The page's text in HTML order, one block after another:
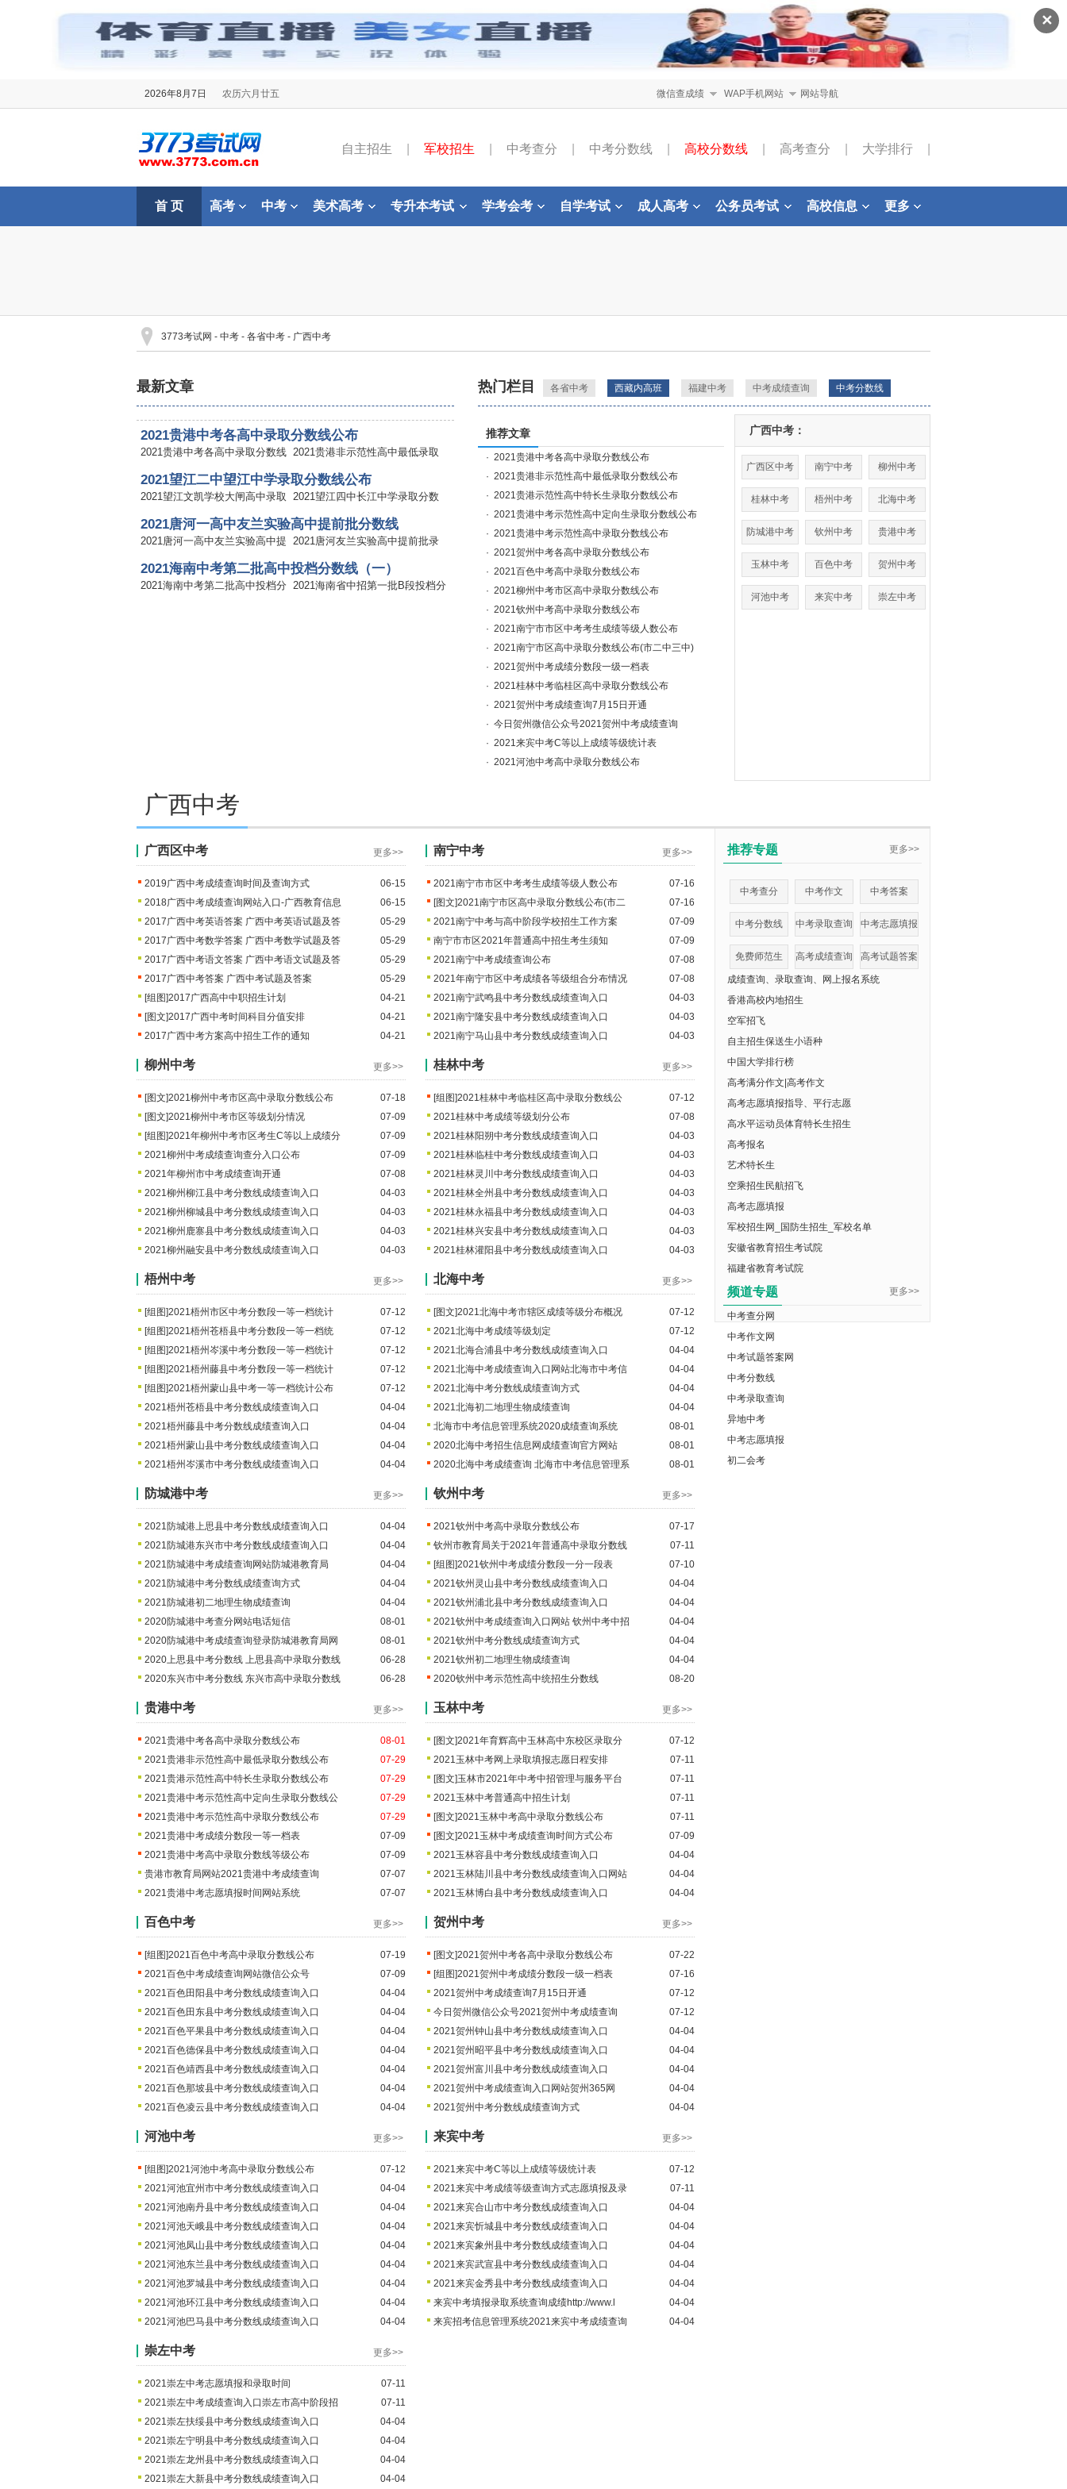
✕
2026年8月7日 农历六月廿五 微信查成绩 WAP手机网站 网站导航
自主招生 军校招生 中考查分 中考分数线 高校分数线 高考查分 大学排行
首 页 高考 中考 美术高考 专升本考试 学考会考 自学考试 成人高考 公务员考试 高校信息 更多
3773考试网 - 中考 - 各省中考 - 广西中考
最新文章
2021贵港中考各高中录取分数线公布
2021贵港中考各高中录取分数线 2021贵港非示范性高中最低录取
2021望江二中望江中学录取分数线公布
2021望江文凯学校大闸高中录取 2021望江四中长江中学录取分数
2021唐河一高中友兰实验高中提前批分数线
2021唐河一高中友兰实验高中提 2021唐河友兰实验高中提前批录
2021海南中考第二批高中投档分数线（一）
2021海南中考第二批高中投档分 2021海南省中招第一批B段投档分
2021上海浦东新区中考高中零志愿投档分数线
2021上海崇明区中考名额分配类
2021上海崇明区中考名额分配类 2021上海崇明区中考高中零志愿
2021上海闵行区中考高中零志愿投档分数线
2021上海崇明区中考名额分配类 2021上海崇明区中考高中零志愿
2021上海中考杨浦区高中零志愿录取分数线
2021上海崇明区中考名额分配类 2021上海崇明区中考高中零志愿
热门栏目 各省中考 西藏内高班 福建中考 中考成绩查询 中考分数线
推荐文章
· 2021贵港中考各高中录取分数线公布
· 2021贵港非示范性高中最低录取分数线公布
· 2021贵港示范性高中特长生录取分数线公布
· 2021贵港中考示范性高中定向生录取分数线公布
· 2021贵港中考示范性高中录取分数线公布
· 2021贺州中考各高中录取分数线公布
· 2021百色中考高中录取分数线公布
· 2021柳州中考市区高中录取分数线公布
· 2021钦州中考高中录取分数线公布
· 2021南宁市市区中考考生成绩等级人数公布
· 2021南宁市区高中录取分数线公布(市二中三中)
· 2021贺州中考成绩分数段一级一档表
· 2021桂林中考临桂区高中录取分数线公布
· 2021贺州中考成绩查询7月15日开通
· 今日贺州微信公众号2021贺州中考成绩查询
· 2021来宾中考C等以上成绩等级统计表
· 2021河池中考高中录取分数线公布
广西中考：
广西区中考 南宁中考 柳州中考
桂林中考 梧州中考 北海中考
防城港中考 钦州中考 贵港中考
玉林中考 百色中考 贺州中考
河池中考 来宾中考 崇左中考
广西中考
广西区中考 更多>>
2019广西中考成绩查询时间及查询方式
06-15
2018广西中考成绩查询网站入口-广西教育信息
06-15
2017广西中考英语答案 广西中考英语试题及答
05-29
2017广西中考数学答案 广西中考数学试题及答
05-29
2017广西中考语文答案 广西中考语文试题及答
05-29
2017广西中考答案 广西中考试题及答案
05-29
[组图]2017广西高中中职招生计划
04-21
[图文]2017广西中考时间科目分值安排
04-21
2017广西中考方案高中招生工作的通知
04-21
南宁中考 更多>>
2021南宁市市区中考考生成绩等级人数公布
07-16
[图文]2021南宁市区高中录取分数线公布(市二
07-16
2021南宁中考与高中阶段学校招生工作方案
07-09
南宁市市区2021年普通高中招生考生须知
07-09
2021南宁中考成绩查询公布
07-08
2021年南宁市区中考成绩各等级组合分布情况
07-08
2021南宁武鸣县中考分数线成绩查询入口
04-03
2021南宁隆安县中考分数线成绩查询入口
04-03
2021南宁马山县中考分数线成绩查询入口
04-03
柳州中考 更多>>
[图文]2021柳州中考市区高中录取分数线公布
07-18
[图文]2021柳州中考市区等级划分情况
07-09
[组图]2021年柳州中考市区考生C等以上成绩分
07-09
2021柳州中考成绩查询查分入口公布
07-09
2021年柳州市中考成绩查询开通
07-08
2021柳州柳江县中考分数线成绩查询入口
04-03
2021柳州柳城县中考分数线成绩查询入口
04-03
2021柳州鹿寨县中考分数线成绩查询入口
04-03
2021柳州融安县中考分数线成绩查询入口
04-03
桂林中考 更多>>
[组图]2021桂林中考临桂区高中录取分数线公
07-12
2021桂林中考成绩等级划分公布
07-08
2021桂林阳朔中考分数线成绩查询入口
04-03
2021桂林临桂中考分数线成绩查询入口
04-03
2021桂林灵川中考分数线成绩查询入口
04-03
2021桂林全州县中考分数线成绩查询入口
04-03
2021桂林永福县中考分数线成绩查询入口
04-03
2021桂林兴安县中考分数线成绩查询入口
04-03
2021桂林灌阳县中考分数线成绩查询入口
04-03
梧州中考 更多>>
[组图]2021梧州市区中考分数段一等一档统计
07-12
[组图]2021梧州苍梧县中考分数段一等一档统
07-12
[组图]2021梧州岑溪中考分数段一等一档统计
07-12
[组图]2021梧州藤县中考分数段一等一档统计
07-12
[组图]2021梧州蒙山县中考一等一档统计公布
07-12
2021梧州苍梧县中考分数线成绩查询入口
04-04
2021梧州藤县中考分数线成绩查询入口
04-04
2021梧州蒙山县中考分数线成绩查询入口
04-04
2021梧州岑溪市中考分数线成绩查询入口
04-04
北海中考 更多>>
[图文]2021北海中考市辖区成绩等级分布概况
07-12
2021北海中考成绩等级划定
07-12
2021北海合浦县中考分数线成绩查询入口
04-04
2021北海中考成绩查询入口网站北海市中考信
04-04
2021北海中考分数线成绩查询方式
04-04
2021北海初二地理生物成绩查询
04-04
北海市中考信息管理系统2020成绩查询系统
08-01
2020北海中考招生信息网成绩查询官方网站
08-01
2020北海中考成绩查询 北海市中考信息管理系
08-01
防城港中考 更多>>
2021防城港上思县中考分数线成绩查询入口
04-04
2021防城港东兴市中考分数线成绩查询入口
04-04
2021防城港中考成绩查询网站防城港教育局
04-04
2021防城港中考分数线成绩查询方式
04-04
2021防城港初二地理生物成绩查询
04-04
2020防城港中考查分网站电话短信
08-01
2020防城港中考成绩查询登录防城港教育局网
08-01
2020上思县中考分数线 上思县高中录取分数线
06-28
2020东兴市中考分数线 东兴市高中录取分数线
06-28
钦州中考 更多>>
2021钦州中考高中录取分数线公布
07-17
钦州市教育局关于2021年普通高中录取分数线
07-11
[组图]2021钦州中考成绩分数段一分一段表
07-10
2021钦州灵山县中考分数线成绩查询入口
04-04
2021钦州浦北县中考分数线成绩查询入口
04-04
2021钦州中考成绩查询入口网站 钦州中考中招
04-04
2021钦州中考分数线成绩查询方式
04-04
2021钦州初二地理生物成绩查询
04-04
2020钦州中考示范性高中统招生分数线
08-20
贵港中考 更多>>
2021贵港中考各高中录取分数线公布
08-01
2021贵港非示范性高中最低录取分数线公布
07-29
2021贵港示范性高中特长生录取分数线公布
07-29
2021贵港中考示范性高中定向生录取分数线公
07-29
2021贵港中考示范性高中录取分数线公布
07-29
2021贵港中考成绩分数段一等一档表
07-09
2021贵港中考高中录取分数线等级公布
07-09
贵港市教育局网站2021贵港中考成绩查询
07-07
2021贵港中考志愿填报时间网站系统
07-07
玉林中考 更多>>
[图文]2021年育辉高中玉林高中东校区录取分
07-12
2021玉林中考网上录取填报志愿日程安排
07-11
[图文]玉林市2021年中考中招管理与服务平台
07-11
2021玉林中考普通高中招生计划
07-11
[图文]2021玉林中考高中录取分数线公布
07-11
[图文]2021玉林中考成绩查询时间方式公布
07-09
2021玉林容县中考分数线成绩查询入口
04-04
2021玉林陆川县中考分数线成绩查询入口网站
04-04
2021玉林博白县中考分数线成绩查询入口
04-04
百色中考 更多>>
[组图]2021百色中考高中录取分数线公布
07-19
2021百色中考成绩查询网站微信公众号
07-09
2021百色田阳县中考分数线成绩查询入口
04-04
2021百色田东县中考分数线成绩查询入口
04-04
2021百色平果县中考分数线成绩查询入口
04-04
2021百色德保县中考分数线成绩查询入口
04-04
2021百色靖西县中考分数线成绩查询入口
04-04
2021百色那坡县中考分数线成绩查询入口
04-04
2021百色凌云县中考分数线成绩查询入口
04-04
贺州中考 更多>>
[图文]2021贺州中考各高中录取分数线公布
07-22
[组图]2021贺州中考成绩分数段一级一档表
07-16
2021贺州中考成绩查询7月15日开通
07-12
今日贺州微信公众号2021贺州中考成绩查询
07-12
2021贺州钟山县中考分数线成绩查询入口
04-04
2021贺州昭平县中考分数线成绩查询入口
04-04
2021贺州富川县中考分数线成绩查询入口
04-04
2021贺州中考成绩查询入口网站贺州365网
04-04
2021贺州中考分数线成绩查询方式
04-04
河池中考 更多>>
[组图]2021河池中考高中录取分数线公布
07-12
2021河池宜州市中考分数线成绩查询入口
04-04
2021河池南丹县中考分数线成绩查询入口
04-04
2021河池天峨县中考分数线成绩查询入口
04-04
2021河池凤山县中考分数线成绩查询入口
04-04
2021河池东兰县中考分数线成绩查询入口
04-04
2021河池罗城县中考分数线成绩查询入口
04-04
2021河池环江县中考分数线成绩查询入口
04-04
2021河池巴马县中考分数线成绩查询入口
04-04
来宾中考 更多>>
2021来宾中考C等以上成绩等级统计表
07-12
2021来宾中考成绩等级查询方式志愿填报及录
07-11
2021来宾合山市中考分数线成绩查询入口
04-04
2021来宾忻城县中考分数线成绩查询入口
04-04
2021来宾象州县中考分数线成绩查询入口
04-04
2021来宾武宣县中考分数线成绩查询入口
04-04
2021来宾金秀县中考分数线成绩查询入口
04-04
来宾中考填报录取系统查询成绩http://www.l
04-04
来宾招考信息管理系统2021来宾中考成绩查询
04-04
崇左中考 更多>>
2021崇左中考志愿填报和录取时间
07-11
2021崇左中考成绩查询入口崇左市高中阶段招
07-11
2021崇左扶绥县中考分数线成绩查询入口
04-04
2021崇左宁明县中考分数线成绩查询入口
04-04
2021崇左龙州县中考分数线成绩查询入口
04-04
2021崇左大新县中考分数线成绩查询入口
04-04
推荐专题 更多>>
中考查分 中考作文 中考答案
中考分数线 中考录取查询 中考志愿填报
免费师范生 高考成绩查询 高考试题答案
成绩查询、录取查询、网上报名系统
香港高校内地招生
空军招飞
自主招生保送生小语种
中国大学排行榜
高考满分作文|高考作文
高考志愿填报指导、平行志愿
高水平运动员体育特长生招生
高考报名
艺术特长生
空乘招生民航招飞
高考志愿填报
军校招生网_国防生招生_军校名单
安徽省教育招生考试院
福建省教育考试院
频道专题 更多>>
中考查分网
中考作文网
中考试题答案网
中考分数线
中考录取查询
异地中考
中考志愿填报
初二会考